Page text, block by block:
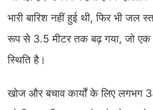
भारी बारिश नहीं हुई थी, फिर भी जल
रूप से 3.5 मीटर तक बढ़ गया, जो एक
स्थिति है।
खोज और बचाव कार्यों के लिए लगभग